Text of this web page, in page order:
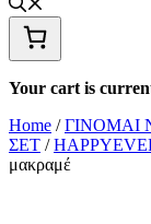
Your cart is
Home /ΓΙΝΟΜΑΙ
ΣΕΤ /
μακραμέ